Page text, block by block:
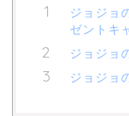
ジョジョ
ゼントキ
ジョジョ
ジョジョ